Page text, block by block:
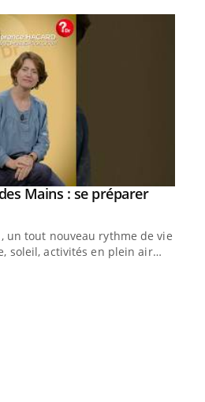
Mains : se préparer
tout nouveau rythme de vie !
soleil, activités en plein air…